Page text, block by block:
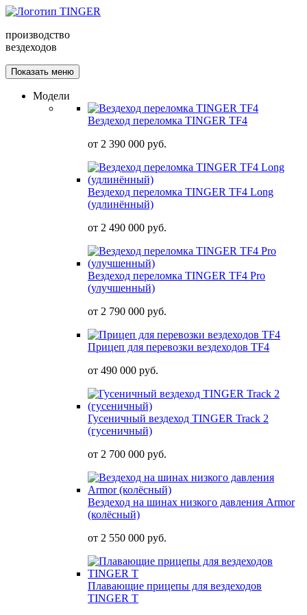
производство
вездеходов
Показать меню
Модели
Вездеход переломка TINGER TF4
от 2 390 000 руб.
Вездеход переломка TINGER TF4 Long
(удлинённый)
от 2 490 000 руб.
Вездеход переломка TINGER TF4 Pro
(улучшенный)
от 2 790 000 руб.
Прицеп для перевозки вездеходов TF4
от 490 000 руб.
Гусеничный вездеход TINGER Track 2
(гусеничный)
от 2 700 000 руб.
Вездеход на шинах низкого давления Armor
(колёсный)
от 2 550 000 руб.
Плавающие прицепы для вездеходов
TINGER T